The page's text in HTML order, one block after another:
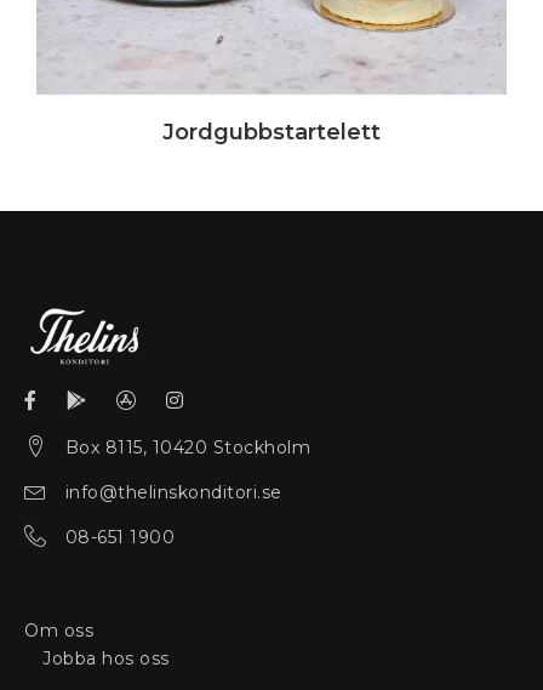
Jordgubbstartelett
Box 8115, 10420 Stockholm
info@thelinskonditori.se
08-651 1900
Om oss
Jobba hos oss